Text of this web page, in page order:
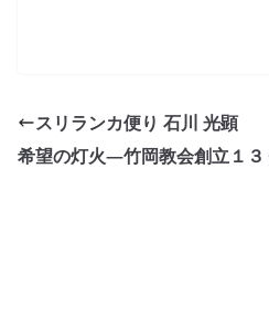
スリランカ便り 石川 光顕
希望の灯火―竹岡教会創立１３